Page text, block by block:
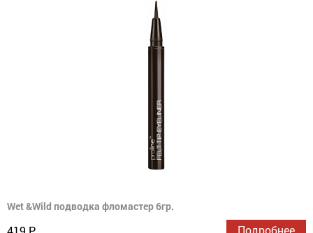
Wet &Wild подводка фломастер 6гр.